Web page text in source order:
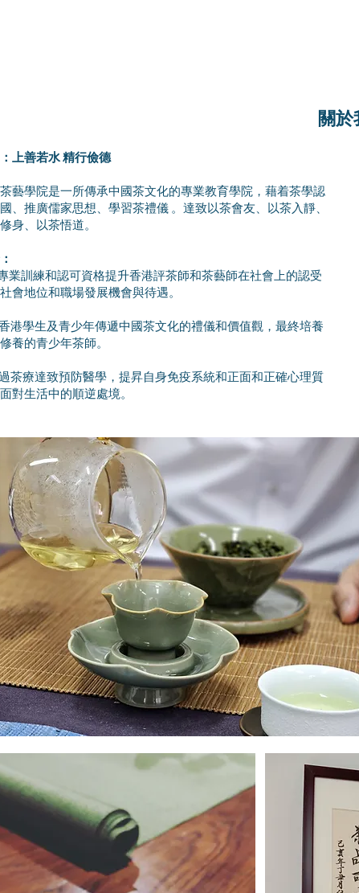
關於
上善若水 精行儉德
藝學院是一所傳承中國茶文化的專業教育學院，藉着茶學認
、推廣儒家思想、學習茶禮儀 。達致以茶會友、以茶入靜、
身、以茶悟道。
業訓練和認可資格提升香港評茶師和茶藝師在社會上的認受
會地位和職場發展機會與待遇。
港學生及青少年傳遞中國茶文化的禮儀和價值觀，最終培養
養的青少年茶師。
茶療達致預防醫學，提昇自身免疫系統和正面和正確心理質
對生活中的順逆處境。